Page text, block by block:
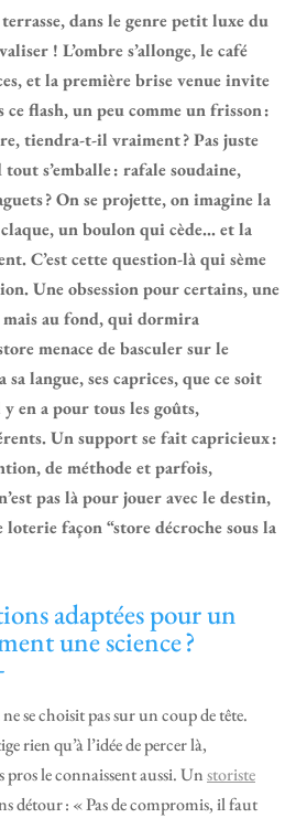
dans le genre petit luxe du
! L’ombre s’allonge, le café
et la première brise venue invite
ce flash, un peu comme un frisson :
tiendra-t-il vraiment ? Pas juste
s’emballe : rafale soudaine,
? On se projette, on imagine la
un boulon qui cède… et la
C’est cette question-là qui sème
Une obsession pour certains, une
au fond, qui dormira
menace de basculer sur le
sa langue, ses caprices, que ce soit
en a pour tous les goûts,
Un support se fait capricieux :
de méthode et parfois,
pas là pour jouer avec le destin,
loterie façon “store décroche sous la
adaptées pour un
une science ?
se choisit pas sur un coup de tête.
rien qu’à l’idée de percer là,
pros le connaissent aussi. Unstoriste
détour : « Pas de compromis, il faut